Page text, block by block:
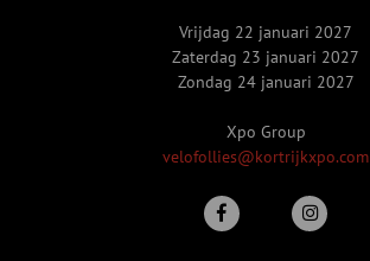
Vrijdag 22 januari 2027
Zaterdag 23 januari 2027
Zondag 24 januari 2027
Xpo Group
velofollies@kortrijkxpo.com